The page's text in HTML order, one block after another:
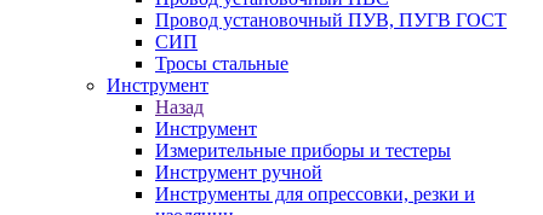
Провод установочный ПУВ, ПУГВ ГОСТ
СИП
Тросы стальные
Инструмент
Назад
Инструмент
Измерительные приборы и тестеры
Инструмент ручной
Инструменты для опрессовки, резки и